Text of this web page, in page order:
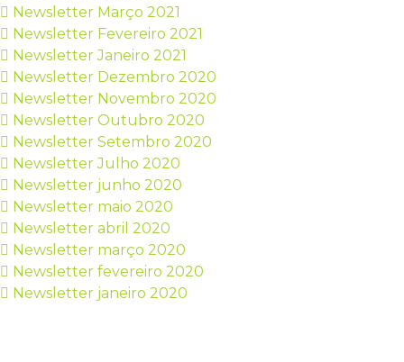
Newsletter Março 2021
Newsletter Fevereiro 2021
Newsletter Janeiro 2021
Newsletter Dezembro 2020
Newsletter Novembro 2020
Newsletter Outubro 2020
Newsletter Setembro 2020
Newsletter Julho 2020
Newsletter junho 2020
Newsletter maio 2020
Newsletter abril 2020
Newsletter março 2020
Newsletter fevereiro 2020
Newsletter janeiro 2020